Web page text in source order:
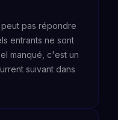
pas répondre
entrants ne sont
manqué, c'est un
suivant dans